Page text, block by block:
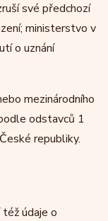
své předchozí
ministerstvo v
o uznání
mezinárodního
odstavců 1
republiky.
údaje o